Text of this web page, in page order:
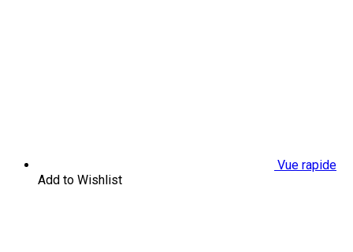
Vue rapide
Add to Wishlist